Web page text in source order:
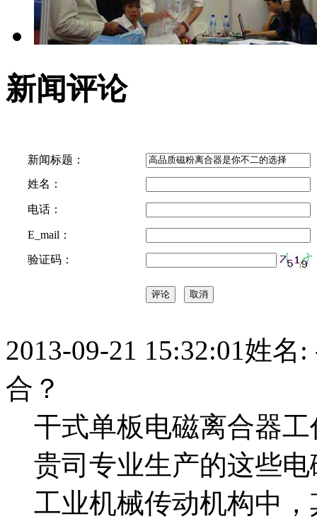
新闻评论
新闻标题：
姓名：
电话：
E_mail：
验证码：
2013-09-21 15:32:01姓名:
合？
干式单板电磁离合器
贵司专业生产的这些
工业机械传动机构中